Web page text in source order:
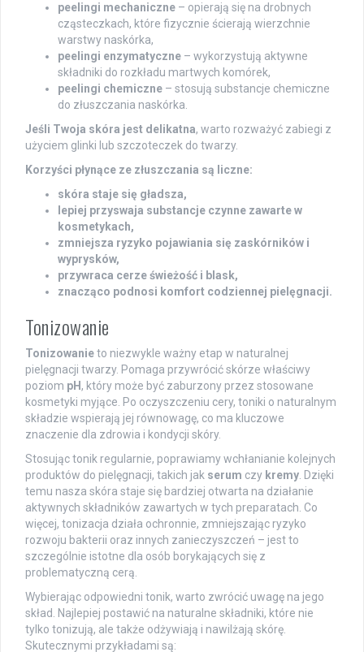
peelingi mechaniczne – opierają się na drobnych
cząsteczkach, które fizycznie ścierają wierzchnie
warstwy naskórka,
peelingi enzymatyczne – wykorzystują aktywne
składniki do rozkładu martwych komórek,
peelingi chemiczne – stosują substancje chemiczne
do złuszczania naskórka.
Jeśli Twoja skóra jest delikatna, warto rozważyć zabiegi z
użyciem glinki lub szczoteczek do twarzy.
Korzyści płynące ze złuszczania są liczne:
skóra staje się gładsza,
lepiej przyswaja substancje czynne zawarte w
kosmetykach,
zmniejsza ryzyko pojawiania się zaskórników i
wyprysków,
przywraca cerze świeżość i blask,
znacząco podnosi komfort codziennej pielęgnacji.
Tonizowanie
Tonizowanieto niezwykle ważny etap w naturalnej
pielęgnacji twarzy. Pomaga przywrócić skórze właściwy
poziom pH , który może być zaburzony przez stosowane
kosmetyki myjące. Po oczyszczeniu cery, toniki o naturalnym
składzie wspierają jej równowagę, co ma kluczowe
znaczenie dla zdrowia i kondycji skóry.
Stosując tonik regularnie, poprawiamy wchłanianie kolejnych
produktów do pielęgnacji, takich jak serum czy kremy . Dzięki
temu nasza skóra staje się bardziej otwarta na działanie
aktywnych składników zawartych w tych preparatach. Co
więcej, tonizacja działa ochronnie, zmniejszając ryzyko
rozwoju bakterii oraz innych zanieczyszczeń – jest to
szczególnie istotne dla osób borykających się z
problematyczną cerą.
Wybierając odpowiedni tonik, warto zwrócić uwagę na jego
skład. Najlepiej postawić na naturalne składniki, które nie
tylko tonizują, ale także odżywiają i nawilżają skórę.
Skutecznymi przykładami są: